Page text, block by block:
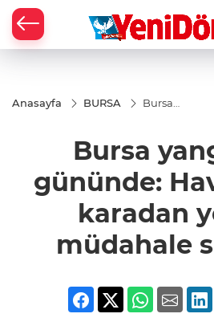
Anasayfa BURSA
Bursa
ve
karadan
yoğun
müdahale
sürüyor
Bursa
gününde:
karadan
müdahale